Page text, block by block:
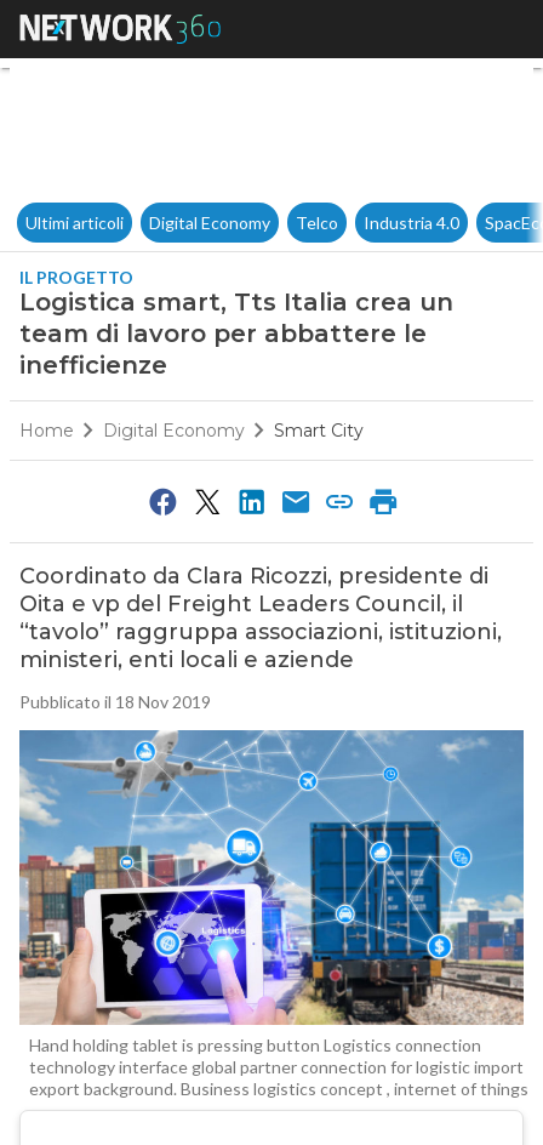
Logistica smart, Tts Italia
Ultimi articoli Digital Economy Telco Industria 4.0
IL PROGETTO
Logistica smart, Tts Italia crea un
team di lavoro per abbattere le
inefficienze
Home Digital Economy Smart City
Coordinato da Clara Ricozzi, presidente di
Oita e vp del Freight Leaders Council, il
“tavolo” raggruppa associazioni, istituzioni,
ministeri, enti locali e aziende
Pubblicato il 18 Nov 2019
Hand holding tablet is pressing button Logistics connection
technology interface global partner connection for logistic import
export background. Business logistics concept , internet of things